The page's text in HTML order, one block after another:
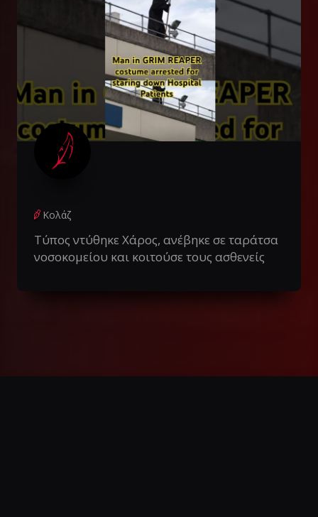
Κολάζ
Τύπος ντύθηκε Χάρος, ανέβηκε σε ταράτσα
νοσοκομείου και κοιτούσε τους ασθενείς